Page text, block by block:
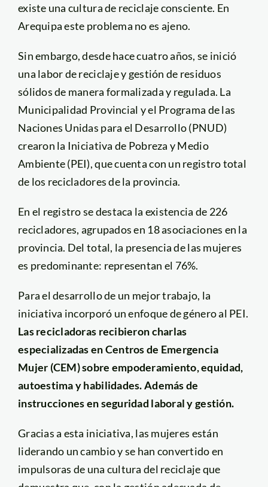
existe una cultura de reciclaje consciente. En
Arequipa este problema no es ajeno.
Sin embargo, desde hace cuatro años, se inició
una labor de reciclaje y gestión de residuos
sólidos de manera formalizada y regulada. La
Municipalidad Provincial y el Programa de las
Naciones Unidas para el Desarrollo (PNUD)
crearon la Iniciativa de Pobreza y Medio
Ambiente (PEI), que cuenta con un registro total
de los recicladores de la provincia.
En el registro se destaca la existencia de 226
recicladores, agrupados en 18 asociaciones en la
provincia. Del total, la presencia de las mujeres
es predominante: representan el 76%.
Para el desarrollo de un mejor trabajo, la
iniciativa incorporó un enfoque de género al PEI.
Las recicladoras recibieron charlas
especializadas en Centros de Emergencia
Mujer (CEM) sobre empoderamiento, equidad,
autoestima y habilidades. Además de
instrucciones en seguridad laboral y gestión.
Gracias a esta iniciativa, las mujeres están
liderando un cambio y se han convertido en
impulsoras de una cultura del reciclaje que